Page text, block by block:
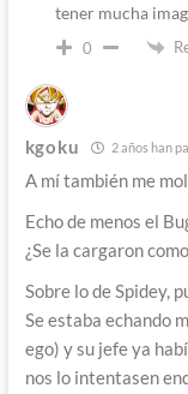
tener mucha
0
kgoku 2 años han
A mí también me
Echo de menos el
¿Se la cargaron
Sobre lo de Spidey,
Se estaba echando
ego) y su jefe ya
nos lo intentasen